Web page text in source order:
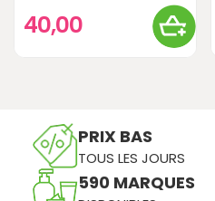
40,00
PRIX BAS
TOUS LES JOURS
590 MARQUES